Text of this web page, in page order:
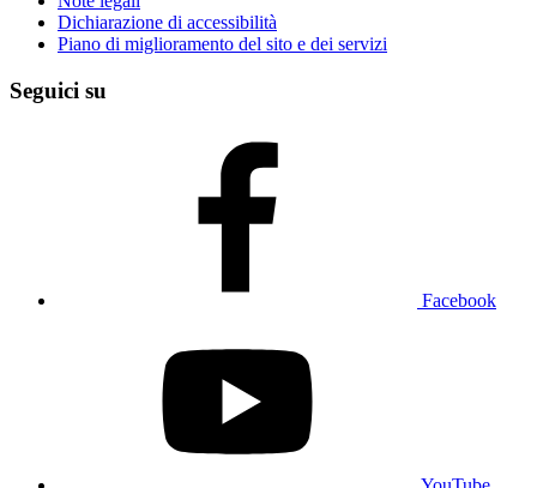
Dichiarazione di accessibilità
Piano di miglioramento del sito e dei servizi
Seguici su
Facebook